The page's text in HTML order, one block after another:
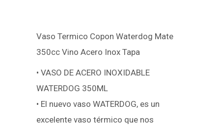
Vaso Termico Copon Waterdog Mate
350cc Vino Acero Inox Tapa
• VASO DE ACERO INOXIDABLE
WATERDOG 350ML
• El nuevo vaso WATERDOG, es un
excelente vaso térmico que nos